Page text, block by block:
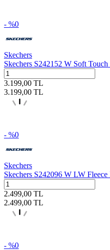
- %0
Skechers
Skechers S242152 W Soft
3.199,00 TL
3.199,00 TL
- %0
Skechers
Skechers S242096 W LW
2.499,00 TL
2.499,00 TL
- %0